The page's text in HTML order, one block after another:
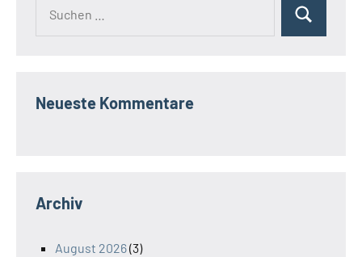
Suchen
Neueste Kommentare
Archiv
August 2026(3)